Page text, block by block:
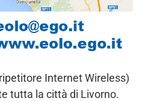
Internet Wireless)
tutta la città di Livorno.